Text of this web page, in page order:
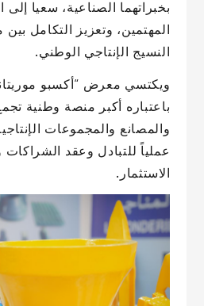
بخبراتهما الصناعية، سعيا
المهتمين، وتعزيز التكامل
النسيج الإنتاجي الوطني.
ويكتسي معرض “أكسبو
باعتباره أكبر منصة وطنية
والمصانع والمجموعات
عملياً للتبادل وعقد
الاستثمار.